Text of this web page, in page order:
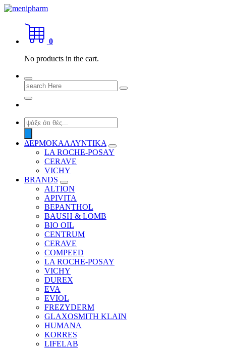
Skip
content
shop 2 easily
0
No products in the cart.
Search
for:
Products
search
ΔΕΡΜΟΚΑΛΛΥΝΤΙΚΑ
LA ROCHE-POSAY
CERAVE
VICHY
BRANDS
ALTION
APIVITA
BEPANTHOL
BAUSH & LOMB
BIO OIL
CENTRUM
CERAVE
COMPEED
LA ROCHE-POSAY
VICHY
DUREX
EVA
EVIOL
FREZYDERM
GLAXOSMITH KLAIN
HUMANA
KORRES
LIFELAB